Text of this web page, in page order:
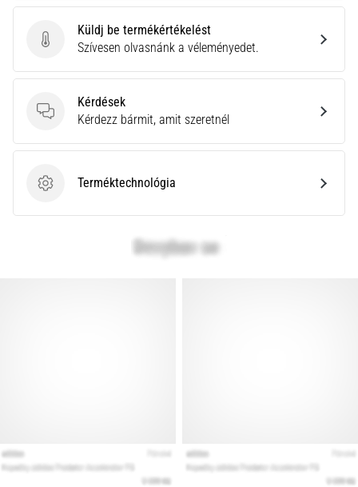
Küldj be termékértékelést
Küldj be termékértékelést
Szívesen olvasnánk a véleményedet.
Kérdések
Kérdések
Kérdezz bármit, amit szeretnél
Terméktechnológia
Terméktechnológia